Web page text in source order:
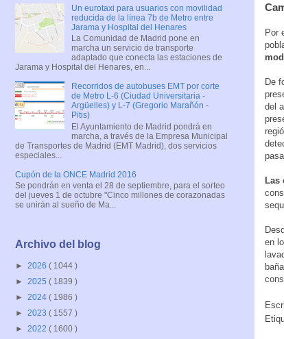
Por
De
del
Las
en
Un eurotaxi para usuarios con movilidad
reducida de la línea 7b de Metro entre
Jarama y Hospital del Henares
La Comunidad de Madrid pone en
marcha un servicio de transporte
adaptado que conecta las estaciones de
Jarama y Hospital del Henares, en...
Recorridos de autobuses EMT por corte
de Metro L-6 (Ciudad Universitaria -
Argüelles) y L-7 (Gregorio Marañón -
Pitis)
El Ayuntamiento de Madrid pondrá en
marcha, a través de la Empresa Municipal
de Transportes de Madrid (EMT Madrid), dos servicios
especiales...
Cupón de la ONCE Madrid 2016
Se pondrán en venta el 28 de septiembre, para el sorteo
del jueves 1 de octubre "Cinco millones de corazonadas
se unirán al sueño de Ma...
Archivo del blog
► 2026 ( 1044 )
► 2025 ( 1839 )
► 2024 ( 1986 )
► 2023 ( 1557 )
► 2022 ( 1600 )